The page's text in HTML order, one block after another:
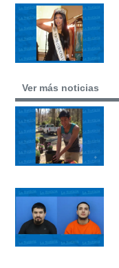
Ver más noticias